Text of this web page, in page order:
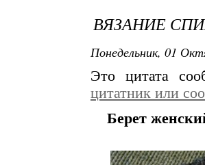
ВЯЗАНИЕ
Понедельник, 01
Это цитата
цитатник или
Берет